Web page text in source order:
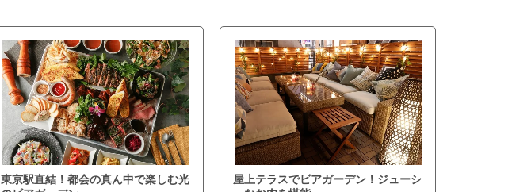
東京駅直結！都会の真ん中で楽しむ光
屋上テラスでビアガーデン！ジューシ